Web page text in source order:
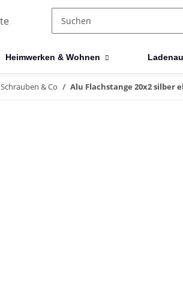
Heimwerken & Wohnen
Schrauben & Co Alu Flachstange 20x2 silber